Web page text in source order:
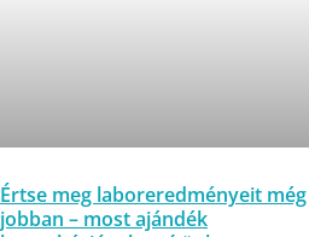
Értse meg laboreredményeit még
jobban – most ajándék